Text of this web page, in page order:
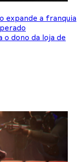
expande a franquia
o dono da loja de